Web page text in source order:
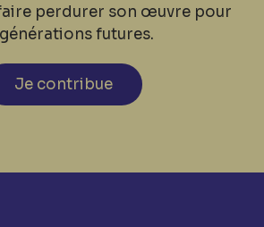
perdurer son œuvre pour
futures.
Je contribue